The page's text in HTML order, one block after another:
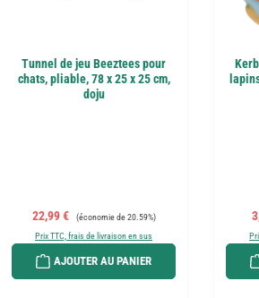
Tunnel de jeu Beeztees pour
chats, pliable, 78 x 25 x 25 cm,
doju
Prix de vente :
22,99 € Prix régulier :
(économie de 20.59%)
Prix TTC, frais de livraison en sus
AJOUTER AU PANIER